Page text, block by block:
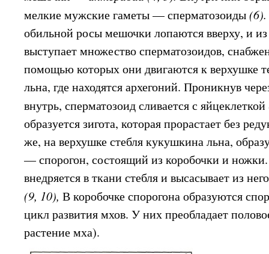
мелкие мужские гаметы — сперматозоиды
обильной росы мешочки лопаются вверху, и
выступает множество сперматозоидов,
помощью которых они двигаются к верхушке
льна, где находятся архегоний. Проникнув
внутрь, сперматозоид сливается с яйцеклеткой
образуется зигота, которая прорастает без
же, на верхушке стебля кукушкина льна,
— спорогон, состоящий из коробочки и
внедряется в ткани стебля и высасывает из
(9, 10),В коробочке спорогона образуются
цикл развития мхов. У них преобладает
растение мха).